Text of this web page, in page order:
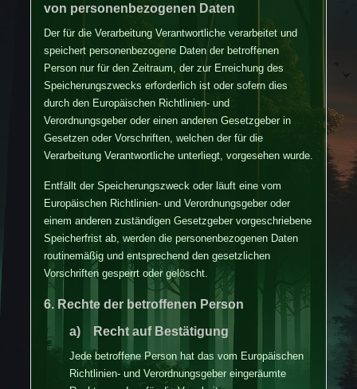
von personenbezogenen Daten
Der für die Verarbeitung Verantwortliche verarbeitet und
speichert personenbezogene Daten der betroffenen
Person nur für den Zeitraum, der zur Erreichung des
Speicherungszwecks erforderlich ist oder sofern dies
durch den Europäischen Richtlinien- und
Verordnungsgeber oder einen anderen Gesetzgeber in
Gesetzen oder Vorschriften, welchen der für die
Verarbeitung Verantwortliche unterliegt, vorgesehen wurde.
Entfällt der Speicherungszweck oder läuft eine vom
Europäischen Richtlinien- und Verordnungsgeber oder
einem anderen zuständigen Gesetzgeber vorgeschriebene
Speicherfrist ab, werden die personenbezogenen Daten
routinemäßig und entsprechend den gesetzlichen
Vorschriften gesperrt oder gelöscht.
6. Rechte der betroffenen Person
a) Recht auf Bestätigung
Jede betroffene Person hat das vom Europäischen
Richtlinien- und Verordnungsgeber eingeräumte